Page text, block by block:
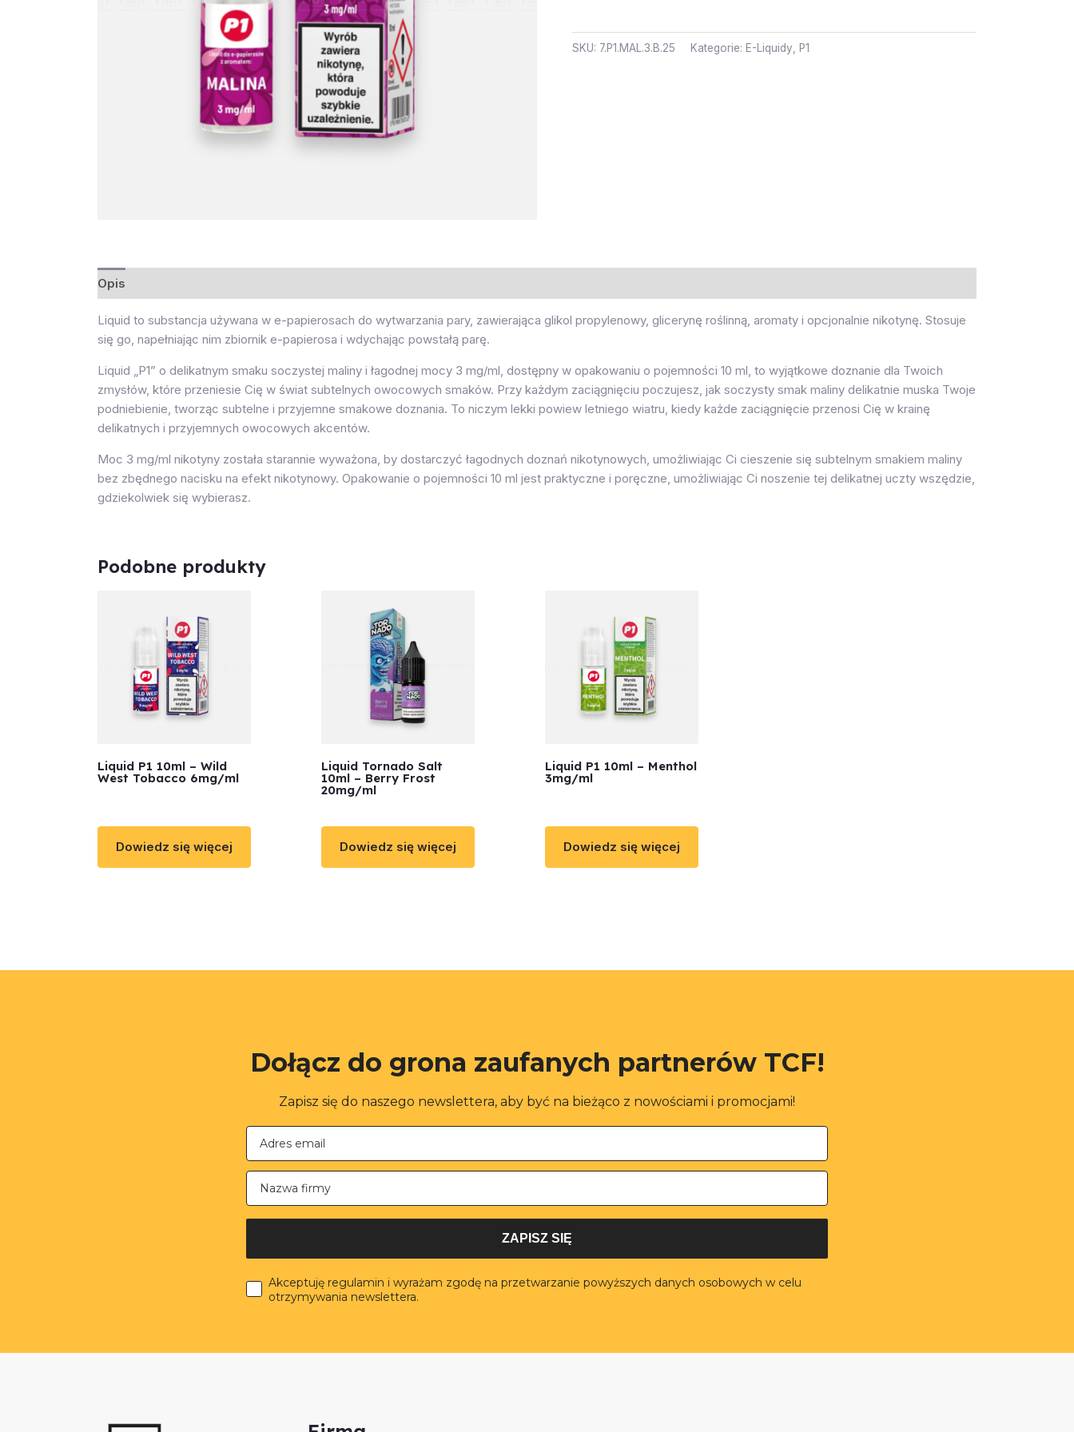
SKU: 7.P1.MAL.3.B.25 Kategorie: E-Liquidy, P1
Opis
Liquid to substancja używana w e-papierosach do wytwarzania pary, zawierająca glikol propylenowy, glicerynę roślinną, aromaty i opcjonalnie nikotynę. Stosuje
się go, napełniając nim zbiornik e-papierosa i wdychając powstałą parę.
Liquid „P1” o delikatnym smaku soczystej maliny i łagodnej mocy 3 mg/ml, dostępny w opakowaniu o pojemności 10 ml, to wyjątkowe doznanie dla Twoich
zmysłów, które przeniesie Cię w świat subtelnych owocowych smaków. Przy każdym zaciągnięciu poczujesz, jak soczysty smak maliny delikatnie muska Twoje
podniebienie, tworząc subtelne i przyjemne smakowe doznania. To niczym lekki powiew letniego wiatru, kiedy każde zaciągnięcie przenosi Cię w krainę
delikatnych i przyjemnych owocowych akcentów.
Moc 3 mg/ml nikotyny została starannie wyważona, by dostarczyć łagodnych doznań nikotynowych, umożliwiając Ci cieszenie się subtelnym smakiem maliny
bez zbędnego nacisku na efekt nikotynowy. Opakowanie o pojemności 10 ml jest praktyczne i poręczne, umożliwiając Ci noszenie tej delikatnej uczty wszędzie,
gdziekolwiek się wybierasz.
Podobne produkty
Liquid P1 10ml – Wild
West Tobacco 6mg/ml
Dowiedz się więcej
Liquid Tornado Salt
10ml – Berry Frost
20mg/ml
Dowiedz się więcej
Liquid P1 10ml – Menthol
3mg/ml
Dowiedz się więcej
Dołącz do grona zaufanych partnerów TCF!
Zapisz się do naszego newslettera, aby być na bieżąco z nowościami i promocjami!
Nazwa firmy
ZAPISZ SIĘ
Akceptuję regulamin i wyrażam zgodę na przetwarzanie powyższych danych osobowych w celu
otrzymywania newslettera.